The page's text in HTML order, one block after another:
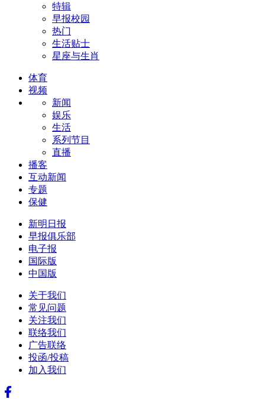
特辑
早报校园
热门
生活贴士
星座与生肖
体育
视频
新闻
娱乐
生活
系列节目
直播
播客
互动新闻
专题
保健
新明日报
早报俱乐部
电子报
国际版
中国版
关于我们
常见问题
关注我们
联络我们
广告联络
投函/投稿
加入我们